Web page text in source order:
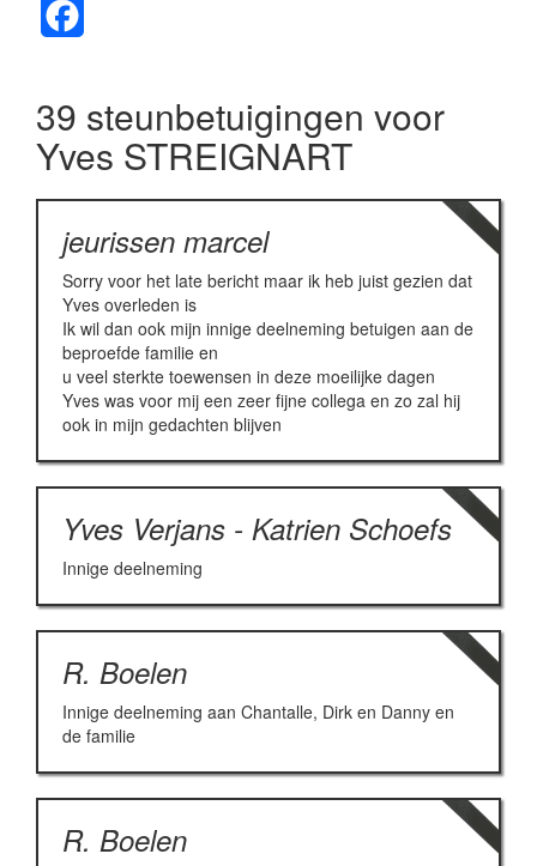
39 steunbetuigingen voor
Yves STREIGNART
jeurissen marcel
Sorry voor het late bericht maar ik heb juist gezien dat
Yves overleden is
Ik wil dan ook mijn innige deelneming betuigen aan de
beproefde familie en
u veel sterkte toewensen in deze moeilijke dagen
Yves was voor mij een zeer fijne collega en zo zal hij
ook in mijn gedachten blijven
Yves Verjans - Katrien Schoefs
Innige deelneming
R. Boelen
Innige deelneming aan Chantalle, Dirk en Danny en
de familie
R. Boelen